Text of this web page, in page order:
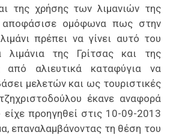
της χρήσης των λιμανιών της
αποφάσισε ομόφωνα πως στην
πρέπει να γίνει αυτό του
λιμάνια της Γρίτσας και της
από αλιευτικά καταφύγια να
μελετών και ως τουριστικές
έκανε αναφορά
προηγηθεί στις 10-09-2013
επαναλαμβάνοντας τη θέση του